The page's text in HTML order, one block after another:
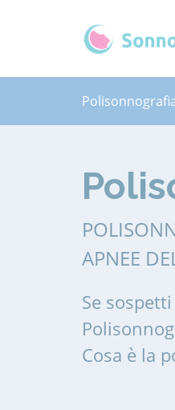
APNEE
Se
Cosa è la